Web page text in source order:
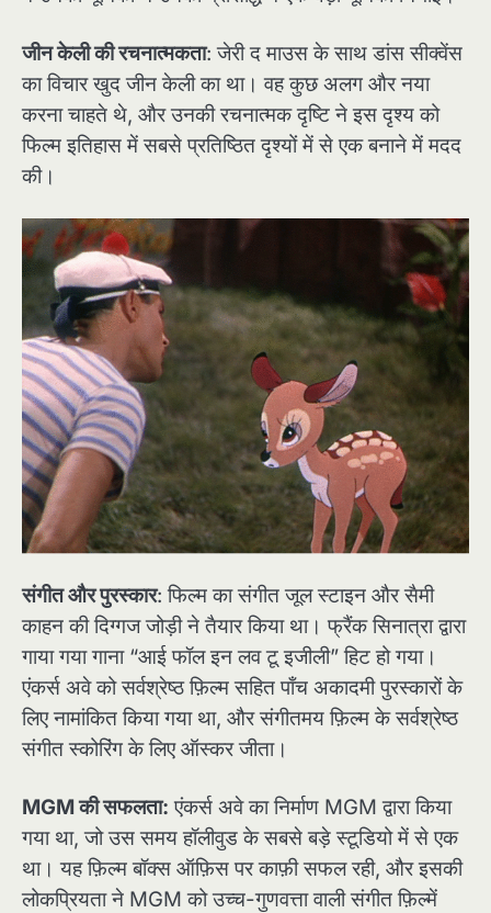
जीन केली की रचनात्मकता: जेरी द माउस के साथ डांस सीक्वेंस
का विचार खुद जीन केली का था। वह कुछ अलग और नया
करना चाहते थे, और उनकी रचनात्मक दृष्टि ने इस दृश्य को
फिल्म इतिहास में सबसे प्रतिष्ठित दृश्यों में से एक बनाने में मदद
की।
संगीत और पुरस्कार: फिल्म का संगीत जूल स्टाइन और सैमी
काहन की दिग्गज जोड़ी ने तैयार किया था। फ्रैंक सिनात्रा द्वारा
गाया गया गाना “आई फॉल इन लव टू इजीली” हिट हो गया।
एंकर्स अवे को सर्वश्रेष्ठ फ़िल्म सहित पाँच अकादमी पुरस्कारों के
लिए नामांकित किया गया था, और संगीतमय फ़िल्म के सर्वश्रेष्ठ
संगीत स्कोरिंग के लिए ऑस्कर जीता।
MGM की सफलता: एंकर्स अवे का निर्माण MGM द्वारा किया
गया था, जो उस समय हॉलीवुड के सबसे बड़े स्टूडियो में से एक
था। यह फ़िल्म बॉक्स ऑफ़िस पर काफ़ी सफल रही, और इसकी
लोकप्रियता ने MGM को उच्च-गुणवत्ता वाली संगीत फ़िल्में